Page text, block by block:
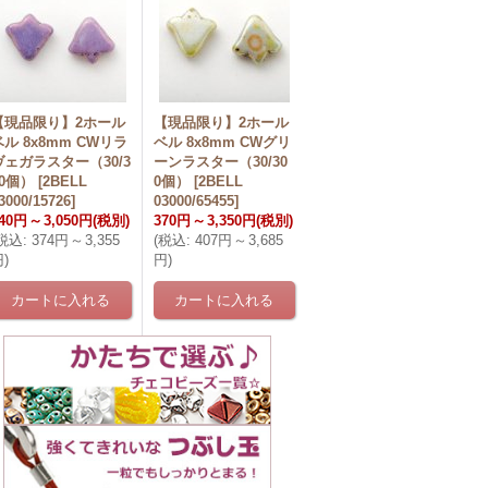
現品限り】2ホール
ル 8x8mm CWリラ
ェガラスター（30/3
個）
[2BELL
15726]
円 ～ 3,050円(税別)
込: 374円 ～ 3,355
)
【現品限り】2ホール
ベル 8x8mm CWグリ
ーンラスター（30/30
0個）
[2BELL
03000/65455]
370円 ～ 3,350円(税別)
(税込: 407円 ～ 3,685
円)